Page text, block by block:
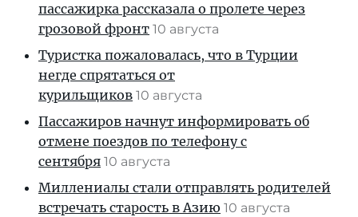
пассажирка рассказала о пролете через
грозовой фронт 10 августа
Туристка пожаловалась, что в Турции
негде спрятаться от
курильщиков 10 августа
Пассажиров начнут информировать об
отмене поездов по телефону с
сентября 10 августа
Миллениалы стали отправлять родителей
встречать старость в Азию 10 августа